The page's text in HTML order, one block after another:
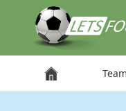
Cookies management